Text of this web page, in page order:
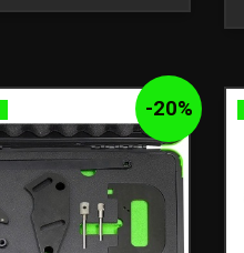
-20%